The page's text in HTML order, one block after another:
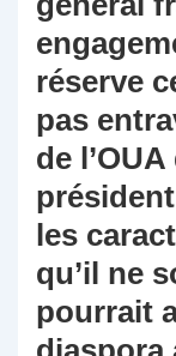
réserve
pas
de
les
qu’il ne
pourrait